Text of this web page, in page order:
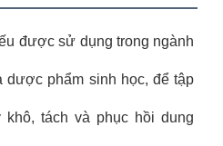
được sử dụng trong ngành
dược phẩm sinh học, để tập
khô, tách và phục hồi dung